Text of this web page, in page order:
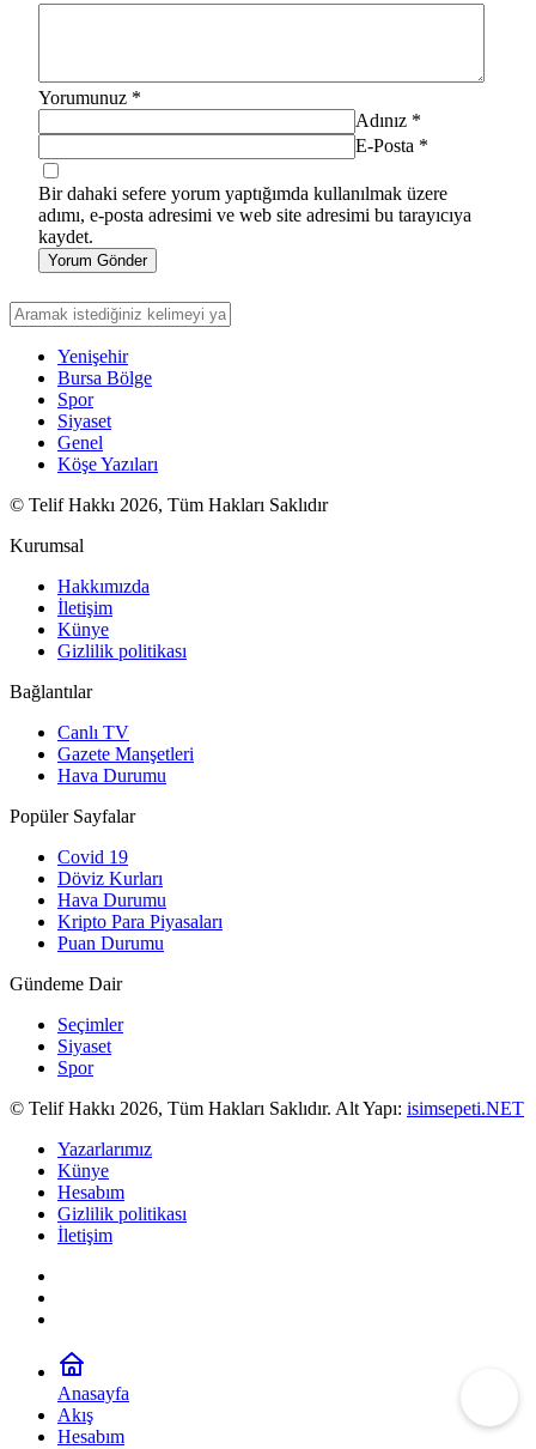
Yorumunuz *
Adınız *
E-Posta *
Bir dahaki sefere yorum yaptığımda kullanılmak üzere
adımı, e-posta adresimi ve web site adresimi bu tarayıcıya
kaydet.
Yorum Gönder
Yenişehir
Bursa Bölge
Spor
Siyaset
Genel
Köşe Yazıları
© Telif Hakkı 2026, Tüm Hakları Saklıdır
Kurumsal
Hakkımızda
İletişim
Künye
Gizlilik politikası
Bağlantılar
Canlı TV
Gazete Manşetleri
Hava Durumu
Popüler Sayfalar
Covid 19
Döviz Kurları
Hava Durumu
Kripto Para Piyasaları
Puan Durumu
Gündeme Dair
Seçimler
Siyaset
Spor
© Telif Hakkı 2026, Tüm Hakları Saklıdır. Alt Yapı: isimsepeti.NET
Yazarlarımız
Künye
Hesabım
Gizlilik politikası
İletişim
Anasayfa
Akış
Hesabım